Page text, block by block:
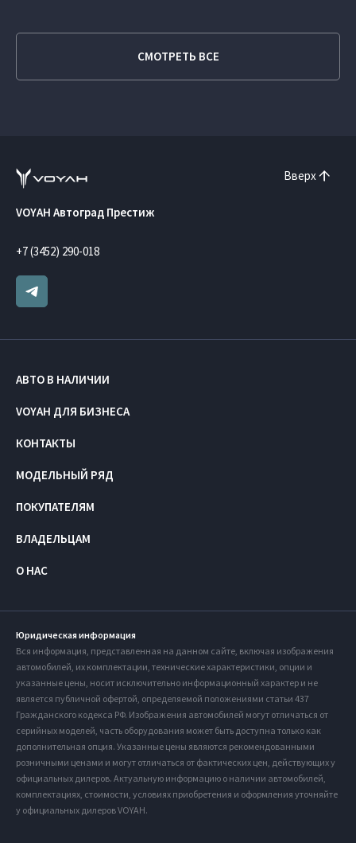
СМОТРЕТЬ ВСЕ
Вверх
VOYAH Автоград Престиж
+7 (3452) 290-018
АВТО В НАЛИЧИИ
VOYAH ДЛЯ БИЗНЕСА
КОНТАКТЫ
МОДЕЛЬНЫЙ РЯД
ПОКУПАТЕЛЯМ
ВЛАДЕЛЬЦАМ
О НАС
Юридическая информация
Вся информация, представленная на данном сайте, включая изображения
автомобилей, их комплектации, технические характеристики, опции и
указанные цены, носит исключительно информационный характер и не
является публичной офертой, определяемой положениями статьи 437
Гражданского кодекса РФ. Изображения автомобилей могут отличаться от
серийных моделей, часть оборудования может быть доступна только как
дополнительная опция. Указанные цены являются рекомендованными
розничными ценами и могут отличаться от фактических цен, действующих у
официальных дилеров. Актуальную информацию о наличии автомобилей,
комплектациях, стоимости, условиях приобретения и оформления уточняйте
у официальных дилеров VOYAH.